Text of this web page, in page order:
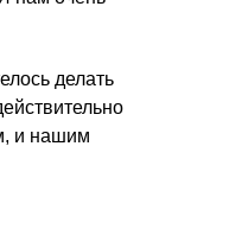
делать
и нашим